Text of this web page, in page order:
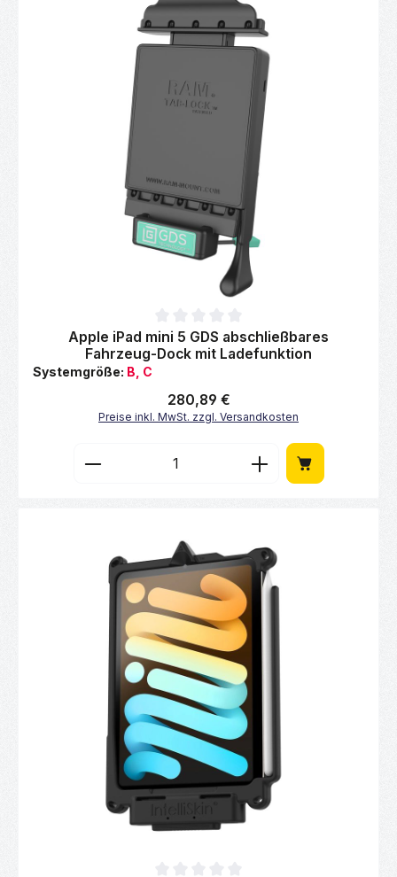
Durchschnittliche Bewertung von 0 von 5 Sternen
Apple iPad mini 5 GDS abschließbares
Fahrzeug-Dock mit Ladefunktion
Systemgröße: B, C
Regulärer Preis:
280,89 €
Preise inkl. MwSt. zzgl. Versandkosten
Produkt Anzahl: Gib den gewünschten